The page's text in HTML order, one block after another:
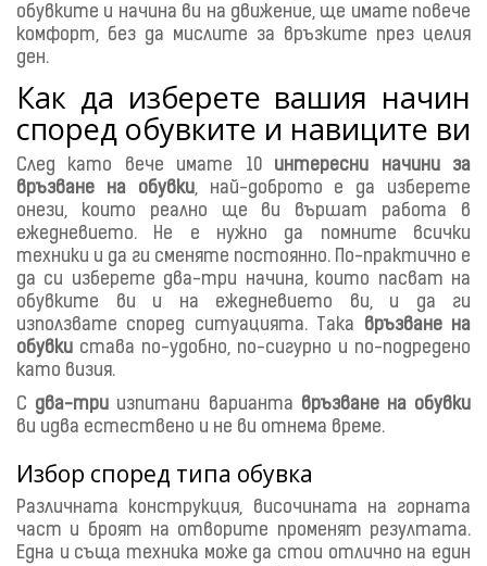
обувките и начина ви на движение, ще имате повече
комфорт, без да мислите за връзките през целия
ден.
Как да изберете вашия начин
според обувките и навиците ви
След като вече имате 10 интересни начини за
връзване на обувки, най-доброто е да изберете
онези, които реално ще ви вършат работа в
ежедневието. Не е нужно да помните всички
техники и да ги сменяте постоянно. По-практично е
да си изберете два-три начина, които пасват на
обувките ви и на ежедневието ви, и да ги
използвате според ситуацията. Така връзване на
обувки става по-удобно, по-сигурно и по-подредено
като визия.
С два-три изпитани варианта връзване на обувки
ви идва естествено и не ви отнема време.
Избор според типа обувка
Различната конструкция, височината на горната
част и броят на отворите променят резултата.
Една и съща техника може да стои отлично на един